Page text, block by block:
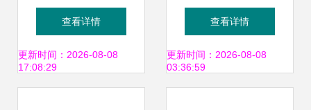
计 5p
查看详情
更新时间：2026-08-08
17:08:29
安装包下载与安装
教程（含破解激
查看详情
更新时间：2026-08-08
03:36:59